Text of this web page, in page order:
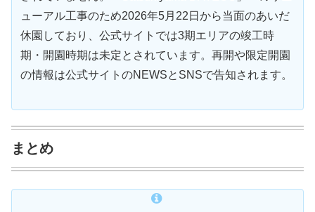
ューアル工事のため2026年5月22日から当面のあいだ
休園しており、公式サイトでは3期エリアの竣工時
期・開園時期は未定とされています。再開や限定開園
の情報は公式サイトのNEWSとSNSで告知されます。
まとめ